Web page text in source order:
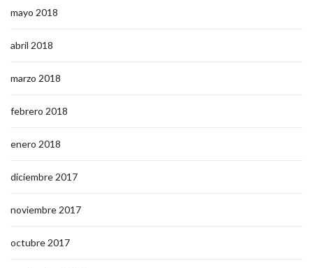
mayo 2018
abril 2018
marzo 2018
febrero 2018
enero 2018
diciembre 2017
noviembre 2017
octubre 2017